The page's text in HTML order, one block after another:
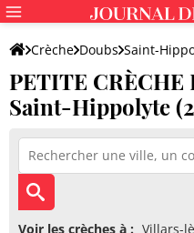
Crèche Doubs Saint-
PETITE CRÈCHE HIPPO'DOUBS
PETITE CRÈCHE
Saint-Hippolyte
Voir les crèches à : Villars-